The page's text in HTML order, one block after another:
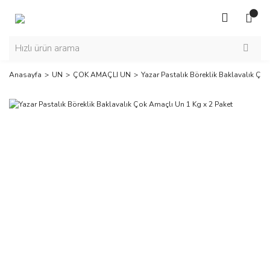
Anasayfa UN ÇOK AMAÇLI UN Yazar Pastalık Böreklik Baklavalık